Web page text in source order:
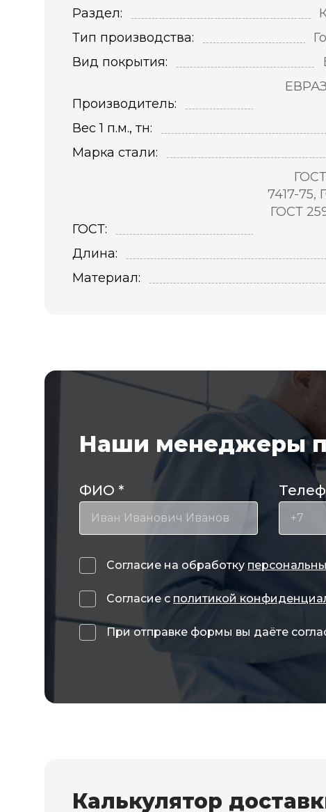
Раздел:
Тип производства:
Вид покрытия:
Производитель:
Вес 1 п.м., тн:
Марка стали:
ГОСТ:
7417-75,
ГОСТ
Длина:
Материал:
Наши менеджеры
ФИО *
Согласие на обработку
Согласие с политикой
При отправке формы вы даёте
Калькулятор